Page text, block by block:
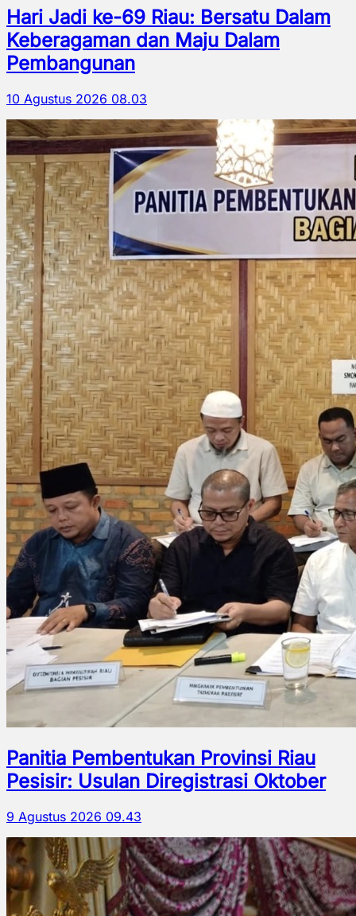
Hari Jadi ke-69 Riau: Bersatu Dalam
Keberagaman dan Maju Dalam
Pembangunan
10 Agustus 2026 08.03
Panitia Pembentukan Provinsi Riau
Pesisir: Usulan Diregistrasi Oktober
9 Agustus 2026 09.43